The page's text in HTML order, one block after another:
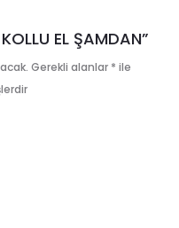
EL ŞAMDAN”
Gerekli alanlar * ile